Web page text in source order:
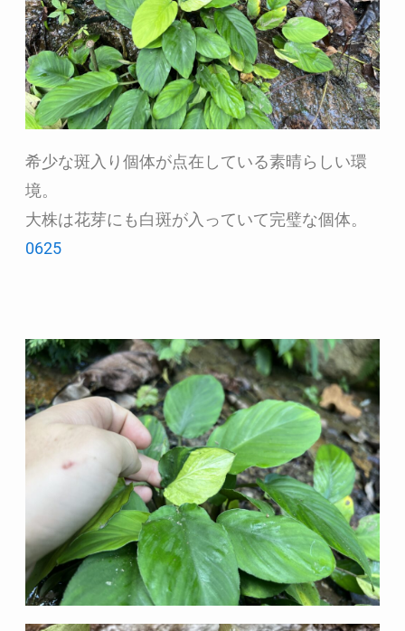
希少な斑入り個体が点在している素晴らしい環
境。
大株は花芽にも白斑が入っていて完璧な個体。
0625